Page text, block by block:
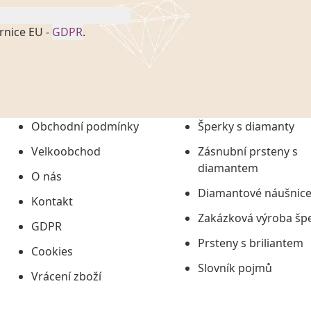
EU - GDPR.
č. 101/2000 Sb. v
uchováním veškerých
údajů či jako jeho
informací, nejdéle
Obchodní podmínky
Velkoobchod
O nás
Kontakt
GDPR
Cookies
Vrácení zboží
Šperky s diamanty
Zásnubní prsteny s
diamantem
Diamantové náušnice
Zakázková výroba
Prsteny s briliantem
Slovník pojmů